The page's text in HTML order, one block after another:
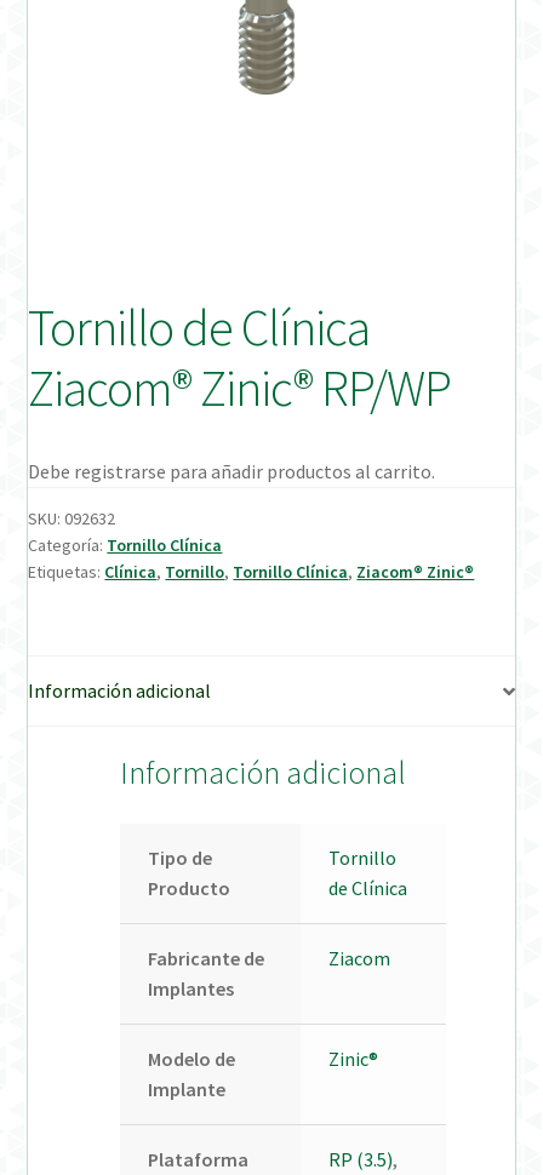
Mi cuenta
On-line Store
Productos Favoritos
Uso previsto
Tornillo de Clínica
Ziacom® Zinic® RP/WP
Debe registrarse para añadir productos al carrito.
SKU:092632
Categoría: Tornillo Clínica
Etiquetas: Clínica, Tornillo, Tornillo Clínica, Ziacom® Zinic®
Información adicional
Información adicional
Tipo de
Producto
Tornillo
de Clínica
Fabricante de
Implantes
Ziacom
Modelo de
Implante
Zinic®
Plataforma
RP (3.5),